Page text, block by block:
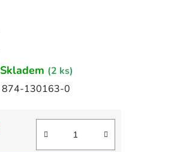
Skladem (2 ks)
874-130163-0